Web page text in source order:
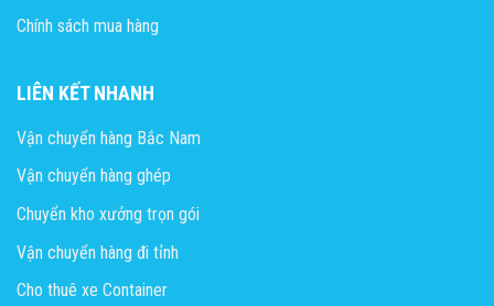
Chính sách mua hàng
LIÊN KẾT NHANH
Vận chuyển hàng Bắc Nam
Vận chuyển hàng ghép
Chuyển kho xưởng trọn gói
Vận chuyển hàng đi tỉnh
Cho thuê xe Container